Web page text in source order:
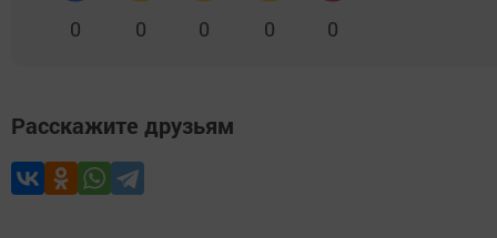
0 0 0 0 0
Расскажите друзьям